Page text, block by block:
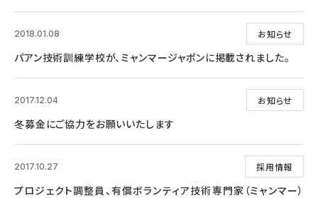
お知らせ
2018.01.08
パアン技術訓練学校が、ミャンマージャポンに掲載されました。
お知らせ
2017.12.04
冬募金にご協力をお願いいたします
採用情報
2017.10.27
プロジェクト調整員、有償ボランティア技術専門家（ミャンマー）